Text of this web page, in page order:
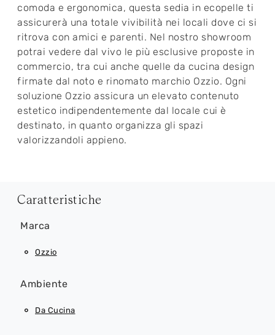
comoda e ergonomica, questa sedia in ecopelle ti
assicurerà una totale vivibilità nei locali dove ci si
ritrova con amici e parenti. Nel nostro showroom
potrai vedere dal vivo le più esclusive proposte in
commercio, tra cui anche quelle da cucina design
firmate dal noto e rinomato marchio Ozzio. Ogni
soluzione Ozzio assicura un elevato contenuto
estetico indipendentemente dal locale cui è
destinato, in quanto organizza gli spazi
valorizzandoli appieno.
Caratteristiche
Marca
Ozzio
Ambiente
Da Cucina